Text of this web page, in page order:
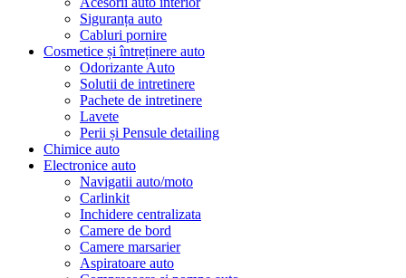
Siguranța auto
Cabluri pornire
Cosmetice și întreținere auto
Odorizante Auto
Solutii de intretinere
Pachete de intretinere
Lavete
Perii și Pensule detailing
Chimice auto
Electronice auto
Navigatii auto/moto
Carlinkit
Inchidere centralizata
Camere de bord
Camere marsarier
Aspiratoare auto